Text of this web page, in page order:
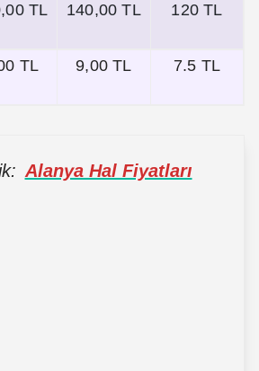
TL 140,00 TL 120 TL
TL 9,00 TL 7.5 TL
Alanya Hal Fiyatları